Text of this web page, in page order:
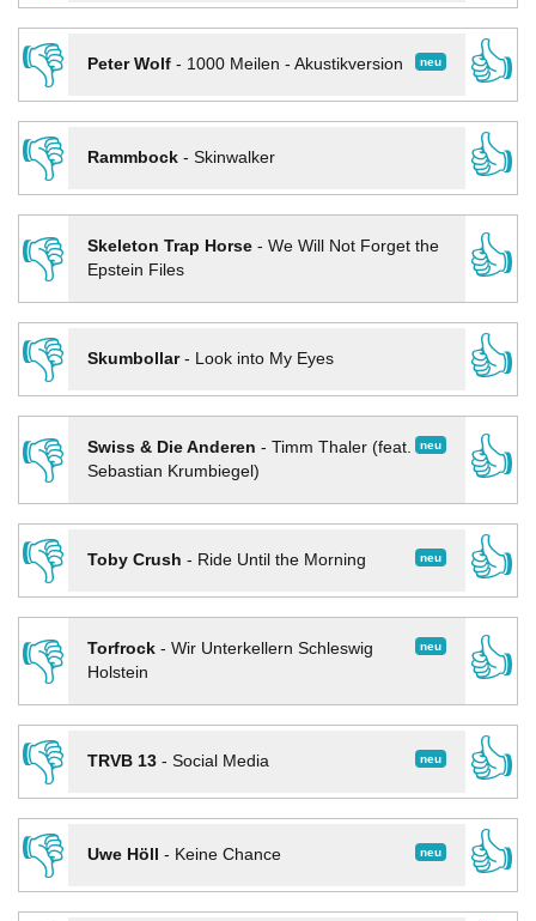
👎
neu
Peter Wolf- 1000 Meilen - Akustikversion
👍
👎
Rammbock- Skinwalker
👍
👎
Skeleton Trap Horse- We Will Not Forget the
Epstein Files
👍
👎
Skumbollar- Look into My Eyes
👍
👎
neu
Swiss & Die Anderen - Timm Thaler (feat.
Sebastian Krumbiegel)
👍
👎
neu
Toby Crush - Ride Until the Morning
👍
👎
neu
Torfrock- Wir Unterkellern Schleswig
Holstein
👍
👎
neu
TRVB 13- Social Media
👍
👎
neu
Uwe Höll - Keine Chance
👍